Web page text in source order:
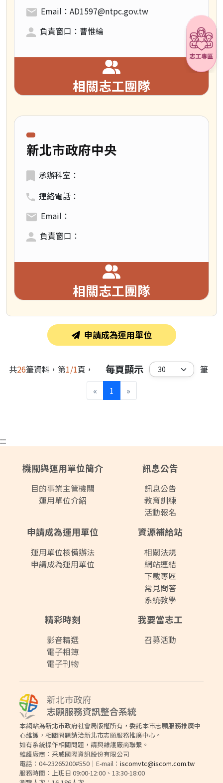
Email：AD1597@ntpc.gov.tw
負責窗口：曹惟綸
相關志工團隊
領域類別：
新北市政府中央
承辦科室：
連絡電話：
Email：
負責窗口：
相關志工團隊
申請成為運用單位
共26筆資料，第1/1頁， 每頁顯示
筆
«
1 »
:::
機關與運用單位簡介
目的事業主管機關
運用單位介紹
訊息公告
訊息公告
教育訓練
活動報名
申請成為運用單位
運用單位核備辦法
申請成為運用單位
資源補給站
相關法規
網站連結
下載專區
常見問答
系統教學
精彩時刻
影音精選
電子相簿
電子刊物
我要當志工
召募活動
本網站為新北市政府社會局版權所有，委託本市志願服務推廣中
心維護，相關問題請洽新北市志願服務推廣中心。
如有系統操作相關問題，請與維護廠商聯繫。
維護廠商：采威國際資訊股份有限公司
電話：04-23265200#550｜E-mail：iscomvtc@iscom.com.tw
服務時間：上班日 09:00-12:00、13:30-18:00